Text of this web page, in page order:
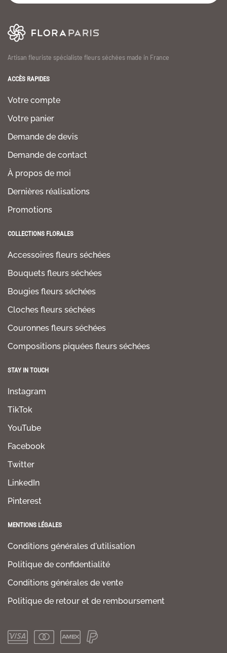
Artisan fleuriste spécialiste fleurs séchées made in France
ACCÈS RAPIDES
Votre compte
Votre panier
Demande de devis
Demande de contact
À propos de moi
Dernières réalisations
Promotions
COLLECTIONS FLORALES
Accessoires fleurs séchées
Bouquets fleurs séchées
Bougies fleurs séchées
Cloches fleurs séchées
Couronnes fleurs séchées
Compositions piquées fleurs séchées
STAY IN TOUCH
Instagram
TikTok
YouTube
Facebook
Twitter
LinkedIn
Pinterest
MENTIONS LÉGALES
Conditions générales d'utilisation
Politique de confidentialité
Conditions générales de vente
Politique de retour et de remboursement